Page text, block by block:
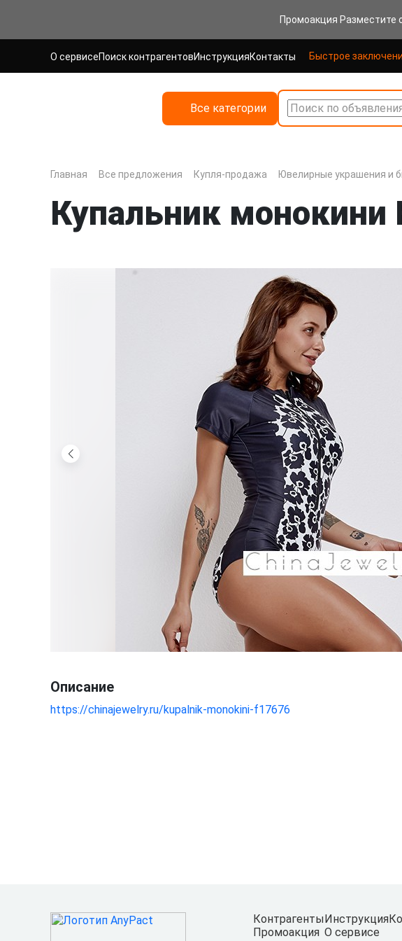
Промоакция Разместите
О сервисеПоиск контрагентовИнструкцияКонтакты Быстрое
Все категории Поиск по
Главная Все предложения Купля-продажа Ювелирные украшения и
Купальник монокини
Описание
https://chinajewelry.ru/kupalnik-monokini-f17676
Контрагенты
Промоакция
Инструкция
О сервисе